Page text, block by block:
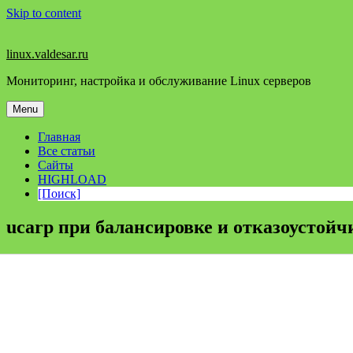
Skip to content
linux.valdesar.ru
Мониторинг, настройка и обслуживание Linux серверов
Menu
Главная
Все статьи
Сайты
HIGHLOAD
[Поиск]
ucarp при балансировке и